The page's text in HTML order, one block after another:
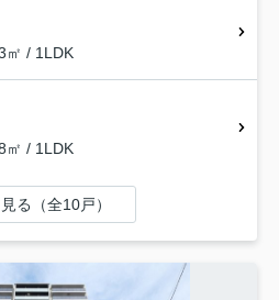
㎡ / 1LDK
㎡ / 1LDK
る（全10戸）